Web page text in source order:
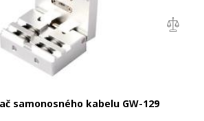
samonosného kabelu GW-129